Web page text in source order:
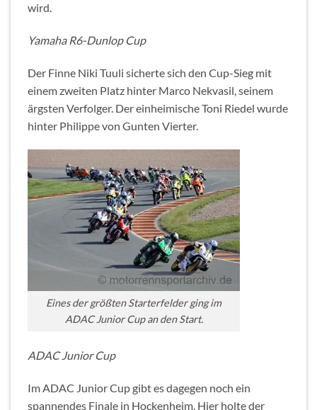
wird.
Yamaha R6-Dunlop Cup
Der Finne Niki Tuuli sicherte sich den Cup-Sieg mit
einem zweiten Platz hinter Marco Nekvasil, seinem
ärgsten Verfolger. Der einheimische Toni Riedel wurde
hinter Philippe von Gunten Vierter.
Eines der größten Starterfelder ging im
ADAC Junior Cup an den Start.
ADAC Junior Cup
Im ADAC Junior Cup gibt es dagegen noch ein
spannendes Finale in Hockenheim. Hier holte der